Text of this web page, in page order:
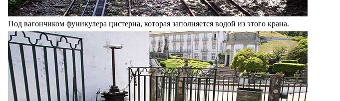
Под вагончиком фуникулера цистерна, которая заполняется водой из этого крана.